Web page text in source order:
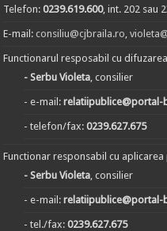
Telefon:0239.619.600, int. 202 sau
E-mail:consiliu@cjbraila.ro ,
Functionarul resposabil cu
- Serbu Violeta , consilier
- e-mail:relatiipublice@portal-
- telefon/fax:0239.627.675
Functionar responsabil cu
- Serbu Violeta , consilier
- e-mail:relatiipublice@portal-
- tel./fax:0239.627.675